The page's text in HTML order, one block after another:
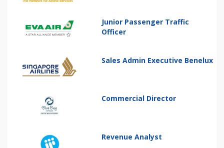
Junior Passenger Traffic
Officer
Sales Admin Executive Benelux
Commercial Director
Revenue Analyst